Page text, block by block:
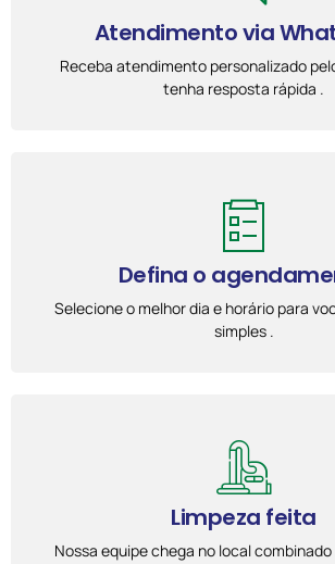
Atendimento via
Receba atendimento personalizado
tenha resposta rápida .
Defina o
Selecione o melhor dia e horário para
simples .
Limpeza feita
Nossa equipe chega no local